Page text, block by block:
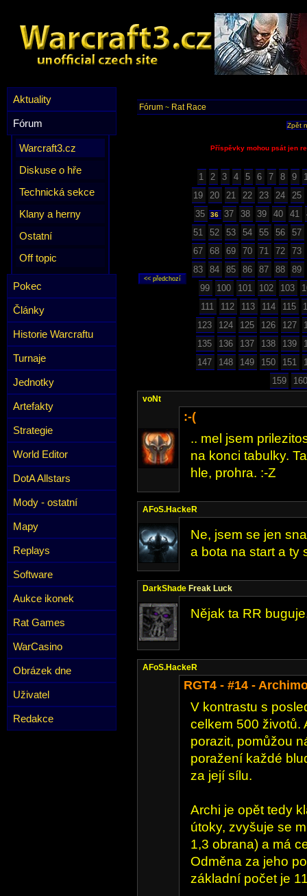
Aktuality
Fórum
Warcraft3.cz
Diskuse o hře
Technická sekce
Klany a herny
Ostatní
Off topic
Pokec
Články
Historie Warcraftu
Turnaje
Jednotky
Artefakty
Strategie
World Editor
DotA Allstars
Mody - ostatní
Mapy
Replays
Software
Aukce ikonek
Rat Games
WarCasino
Obrázek dne
Uživatel
Redakce
Fórum ~ Rat Race
Zpět
Příspěvky mohou psát jen
1 2 3 4 5 6 7 8 9
19
20 21 22 23 24
25
35
36 37 38 39 40 41
51
52 53 54 55 56
57
67
68 69 70 71 72
73
83
84 85 86 87 88
89
99
100 101 102 103
111
112 113 114 115
123
124 125 126 127
135
136 137 138 139
147
148 149 150 151
159
160
voNt
:-(
.. mel jsem
na konci tabulky.
hle, prohra. :-Z
AFoS.HackeR
Ne, jsem se jen
a bota na start a ty
DarkShade Freak Luck
Nějak ta RR
AFoS.HackeR
RGT4 - #14 -
V kontrastu s
celkem 500 životů.
porazit, pomůžou
poražení každé
za její sílu.
Archi je opět tedy
útoky, zvyšuje se
1,3 obrana) a má
Odměna za jeho
základní počet je